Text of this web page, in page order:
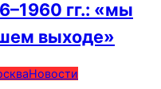
гг.: «мы
выходе»
Новости